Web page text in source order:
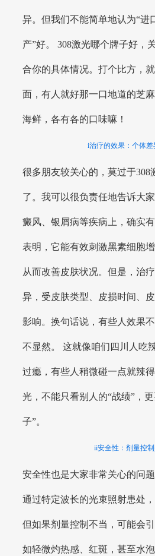
异。但我们不能简单地认为“进
产”好。 308激光哪个牌子好，
合你的具体情况。打个比方，
面，有人就好那一口地道的芝
海鲜，各有各的口味嘛！
i治疗的效果：个体
很多朋友较关心的，莫过于308
了。我可以很负责任地告诉大
癜风、银屑病等疾病上，确实
表明，它能有效刺激黑素细胞
从而改善皮肤状况。但是，治
异，受皮肤类型、皮损时间、
影响。换句话说，有些人效果
不显然。 这就像咱们四川人吃
过瘾，有些人稍微碰一点就辣
光，不能只看别人的“战绩”，
子”。
ii安全性：剂量控
安全性也是大家非常关心的问
通过特定波长的光束照射患处
但如果剂量控制不当，可能会
如轻微灼热感、红斑，甚至水